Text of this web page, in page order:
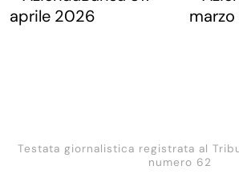
Testata giornalistica registrata al
numero 62